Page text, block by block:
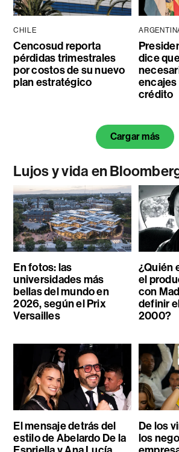
CHILE
Cencosud reporta
pérdidas trimestrales
por costos de su nuevo
plan estratégico
dice
encajes
crédito
Cargar más
Lujos y vida en
En fotos: las
universidades más
bellas del mundo en
2026, según el Prix
Versailles
¿Quién
el
con
definir
2000?
El mensaje detrás del
estilo de Abelardo De la
De los
los